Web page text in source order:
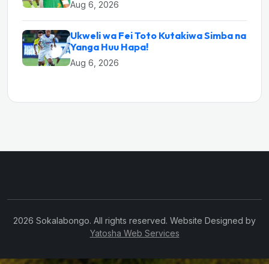
Aug 6, 2026
Ukweli wa Fei Toto Kutakiwa Simba na
Yanga Huu Hapa!
Aug 6, 2026
2026 Sokalabongo. All rights reserved. Website Designed by
Yatosha Web Services